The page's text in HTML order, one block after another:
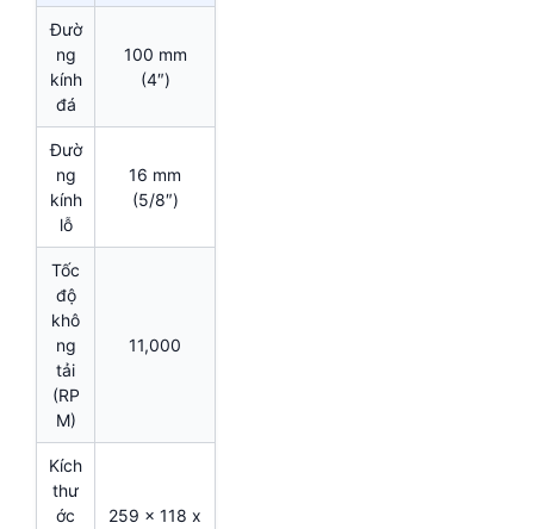
Đườ
ng
kính
đá
100 mm
(4″)
Đườ
ng
kính
lỗ
16 mm
(5/8″)
Tốc
độ
khô
ng
tải
(RP
M)
11,000
Kích
thư
ớc
259 x 118 x